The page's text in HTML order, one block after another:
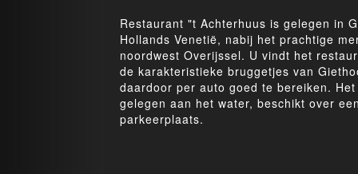
Restaurant "t Achterhuus is gelegen in
Hollands Venetië, nabij het prachtige
noordwest Overijssel. U vindt het
de karakteristieke bruggetjes van
daardoor per auto goed te bereiken.
gelegen aan het water, beschikt over
parkeerplaats.